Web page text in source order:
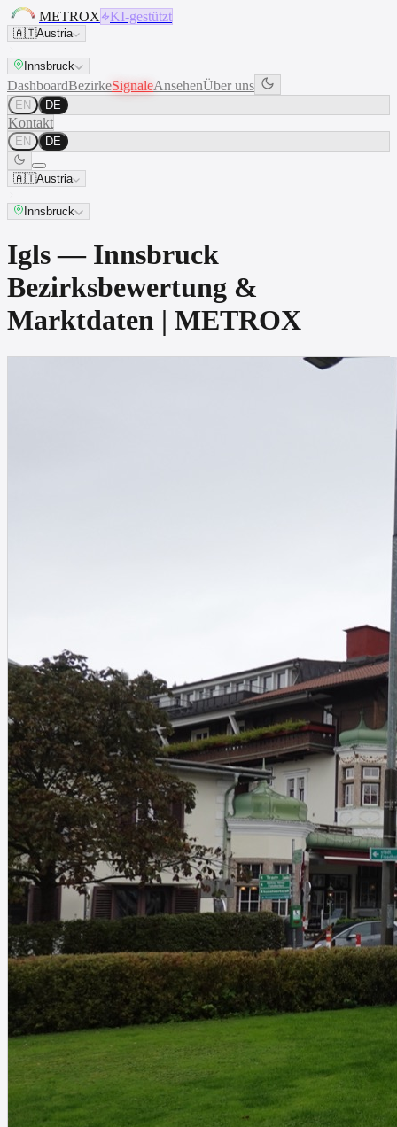
METROX KI-gestützt
🇦🇹Austria
Innsbruck
DashboardBezirkeSignaleAnsehenÜber uns
EN DE
Kontakt
EN DE
🇦🇹Austria
Innsbruck
Igls — Innsbruck
Bezirksbewertung &
Marktdaten | METROX